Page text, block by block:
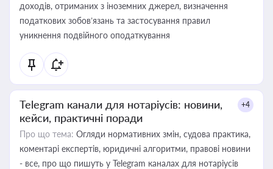
доходів, отриманих з іноземних джерел, визначення
податкових зобов’язань та застосування правил
уникнення подвійного оподаткування
Telegram канали для нотаріусів: новини,
кейси, практичні поради
+4
Про що тема: Огляди нормативних змін, судова практика,
коментарі експертів, юридичні алгоритми, правові новини
- все, про що пишуть у Telegram каналах для нотаріусів